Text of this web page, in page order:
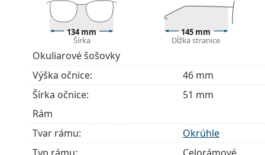
zlomeniu.
Príslušenstvo
Okuliare dodávame s originálnym puzdrom.
Handrička, ktorá je súčasťou balenia, je ideálna
modely môžu namiesto handričky obsahovať
Ide o zdravotnícku pomôcku. Pred použitím si
134 mm
Šírka
145 mm
Dĺžka stranice
Okuliarové šošovky
Výška očnice:
46 mm
Šírka očnice:
51 mm
Rám
Tvar rámu:
Okrúhle